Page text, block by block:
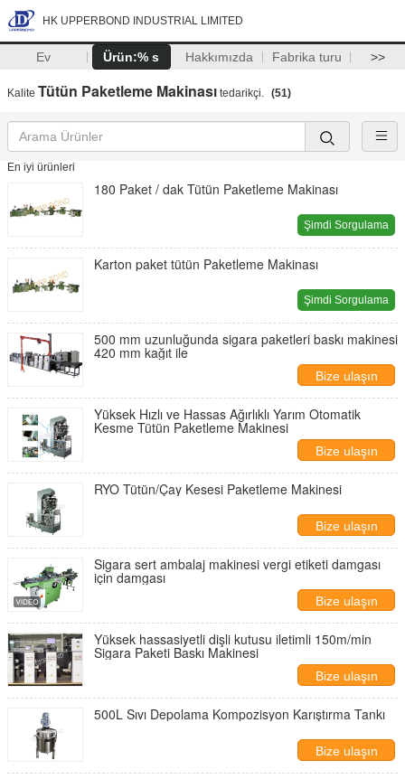
HK UPPERBOND INDUSTRIAL LIMITED
Ev Ürün:% s Hakkımızda Fabrika turu >>
Kalite Tütün Paketleme Makinası tedarikçi. (51)
En iyi ürünleri
180 Paket / dak Tütün Paketleme Makinası
Şimdi Sorgulama
Karton paket tütün Paketleme Makinası
Şimdi Sorgulama
500 mm uzunluğunda sigara paketleri baskı makinesi
420 mm kağıt ile
Bize ulaşın
Yüksek Hızlı ve Hassas Ağırlıklı Yarım Otomatik
Kesme Tütün Paketleme Makinesi
Bize ulaşın
RYO Tütün/Çay Kesesi Paketleme Makinesi
Bize ulaşın
Sigara sert ambalaj makinesi vergi etiketi damgası
için damgası
Bize ulaşın
Yüksek hassasiyetli dişli kutusu iletimli 150m/min
Sigara Paketi Baskı Makinesi
Bize ulaşın
500L Sıvı Depolama Kompozisyon Karıştırma Tankı
Bize ulaşın